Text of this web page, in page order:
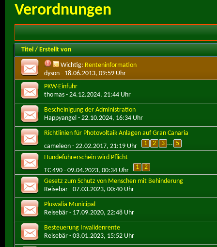
Verordnungen
Titel / Erstellt von
Wichtig: Renteninformation
dyson - 18.06.2013, 09:59 Uhr
PKW-Einfuhr
thomas - 24.12.2024, 21:44 Uhr
Bescheinigung der Administration
Happyangel - 22.10.2024, 16:34 Uhr
Richtlinien für Photovoltaik Anlagen auf Gran Canaria
cameleon - 22.02.2017, 21:19 Uhr 1 2 3 ... 5
Hundeführerschein wird Pflicht
TC 490 - 09.04.2023, 00:34 Uhr 1
2
Gesetz zum Schutz von Menschen mit Behinderung
Reisebär - 07.03.2023, 00:40 Uhr
Plusvalia Municipal
Reisebär - 17.09.2020, 22:48 Uhr
Besteuerung Invalidenrente
Reisebär - 03.01.2023, 15:52 Uhr